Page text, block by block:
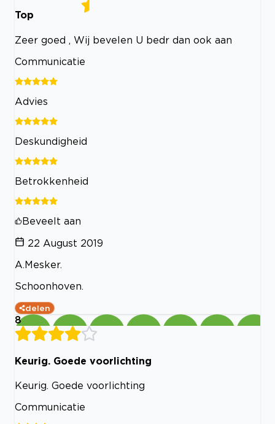
Top
Zeer goed , Wij bevelen U bedr dan ook aan
Communicatie
Advies
Deskundigheid
Betrokkenheid
Beveelt aan
22 August 2019
A.Mesker.
Schoonhoven.
delen
8
Keurig. Goede voorlichting
Keurig. Goede voorlichting
Communicatie